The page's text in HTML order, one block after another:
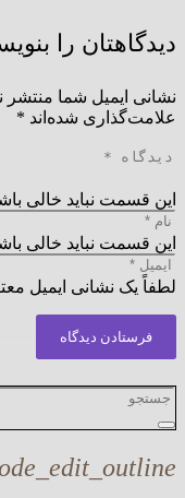
دیدگاهتان را
نشانی ایمیل شما منتشر
علامت‌گذاری شده‌اند *
این قسمت نباید خالی
این قسمت نباید خالی
لطفاً یک نشانی ایمیل
فرستادن دیدگاه